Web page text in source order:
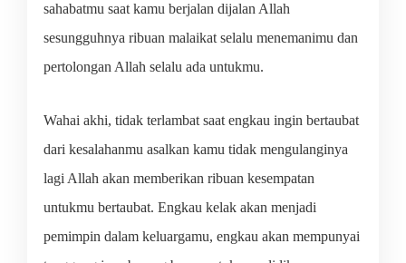
sahabatmu saat kamu berjalan dijalan Allah
sesungguhnya ribuan malaikat selalu menemanimu dan
pertolongan Allah selalu ada untukmu.
Wahai akhi, tidak terlambat saat engkau ingin bertaubat
dari kesalahanmu asalkan kamu tidak mengulanginya
lagi Allah akan memberikan ribuan kesempatan
untukmu bertaubat. Engkau kelak akan menjadi
pemimpin dalam keluargamu, engkau akan mempunyai